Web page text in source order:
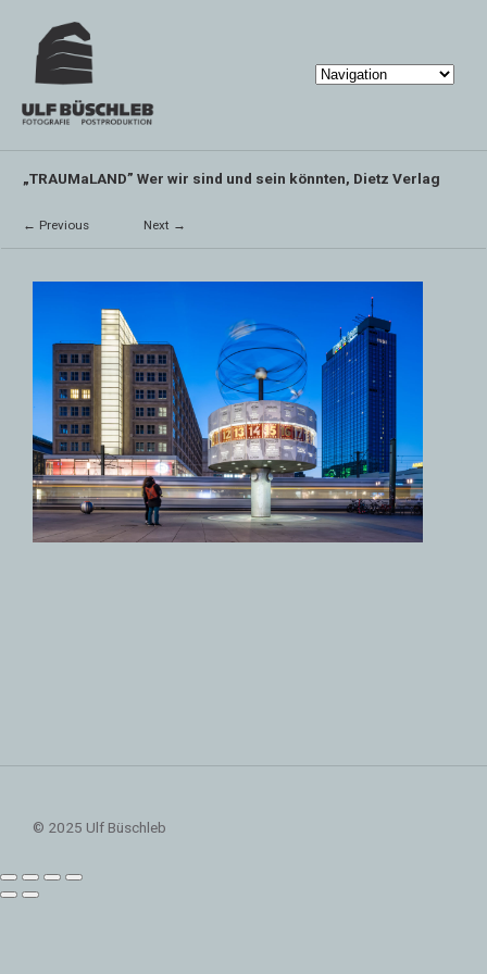
„TRAUMaLAND” Wer wir sind und sein könnten, Dietz Verlag
← Previous Next →
© 2025 Ulf Büschleb